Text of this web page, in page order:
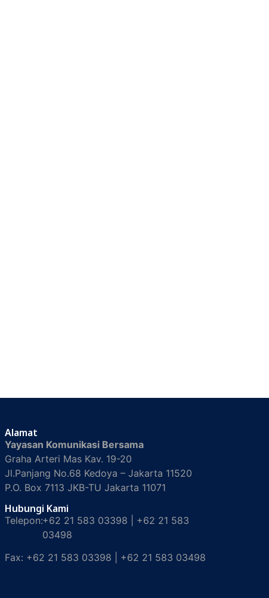
Alamat
Yayasan Komunikasi Bersama
Graha Arteri Mas Kav. 19-20
Jl.Panjang No.68 Kedoya – Jakarta 11520
P.O. Box 7113 JKB-TU Jakarta 11071
Hubungi Kami
Telepon:+62 21 583 03398 | +62 21 583
03498
Fax: +62 21 583 03398 | +62 21 583 03498